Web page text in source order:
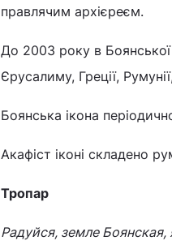
правлячим архієреєм.
До 2003 року в Боянської
Єрусалиму, Греції,
Боянська ікона
Акафіст іконі складено
Тропар
Радуйся, земле